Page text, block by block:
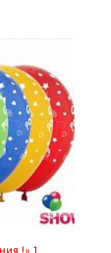
!» 1